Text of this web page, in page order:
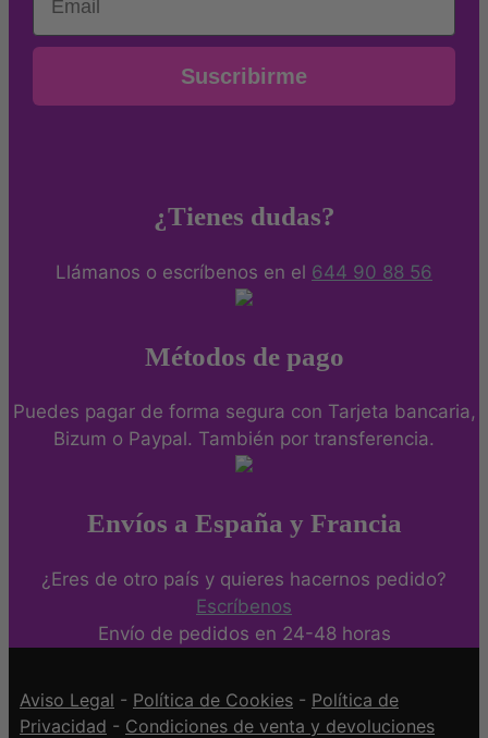
Suscribirme
¿Tienes dudas?
Llámanos o escríbenos en el 644 90 88 56
Métodos de pago
Puedes pagar de forma segura con Tarjeta bancaria,
Bizum o Paypal. También por transferencia.
Envíos a España y Francia
¿Eres de otro país y quieres hacernos pedido?
Escríbenos
Envío de pedidos en 24-48 horas
Aviso Legal - Política de Cookies - Política de
Privacidad - Condiciones de venta y devoluciones